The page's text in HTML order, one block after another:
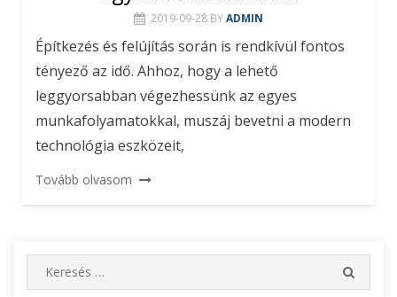
2019-09-28 BYADMIN
Építkezés és felújítás során is rendkívül fontos
tényező az idő. Ahhoz, hogy a lehető
leggyorsabban végezhessünk az egyes
munkafolyamatokkal, muszáj bevetni a modern
technológia eszközeit,
Tovább olvasom
e
E